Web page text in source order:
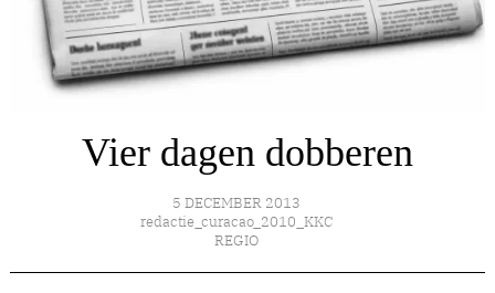
Vier dagen dobberen
5 DECEMBER 2013
redactie_curacao_2010_KKC
REGIO